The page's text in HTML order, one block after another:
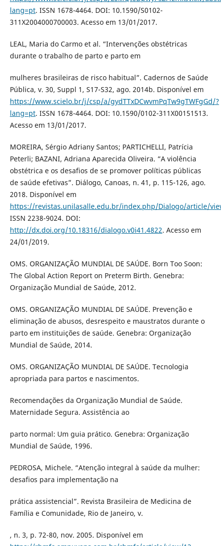
lang=pt. ISSN 1678-4464. DOI: 10.1590/S0102-
311X2004000700003. Acesso em 13/01/2017.
LEAL, Maria do Carmo et al. “Intervenções obstétricas
durante o trabalho de parto e parto em
mulheres brasileiras de risco habitual”. Cadernos de Saúde
Pública, v. 30, Suppl 1, S17-S32, ago. 2014b. Disponível em
https://www.scielo.br/j/csp/a/gydTTxDCwvmPqTw9gTWFgGd/?
lang=pt. ISSN 1678-4464. DOI: 10.1590/0102-311X00151513.
Acesso em 13/01/2017.
MOREIRA, Sérgio Adriany Santos; PARTICHELLI, Patrícia
Peterli; BAZANI, Adriana Aparecida Oliveira. “A violência
obstétrica e os desafios de se promover políticas públicas
de saúde efetivas”. Diálogo, Canoas, n. 41, p. 115-126, ago.
2018. Disponível em
https://revistas.unilasalle.edu.br/index.php/Dialogo/article/
ISSN 2238-9024. DOI:
http://dx.doi.org/10.18316/dialogo.v0i41.4822. Acesso em
24/01/2019.
OMS. ORGANIZAÇÃO MUNDIAL DE SAÚDE. Born Too Soon:
The Global Action Report on Preterm Birth. Genebra:
Organização Mundial de Saúde, 2012.
OMS. ORGANIZAÇÃO MUNDIAL DE SAÚDE. Prevenção e
eliminação de abusos, desrespeito e maustratos durante o
parto em instituições de saúde. Genebra: Organização
Mundial de Saúde, 2014.
OMS. ORGANIZAÇÃO MUNDIAL DE SAÚDE. Tecnologia
apropriada para partos e nascimentos.
Recomendações da Organização Mundial de Saúde.
Maternidade Segura. Assistência ao
parto normal: Um guia prático. Genebra: Organização
Mundial de Saúde, 1996.
PEDROSA, Michele. “Atenção integral à saúde da mulher:
desafios para implementação na
prática assistencial”. Revista Brasileira de Medicina de
Família e Comunidade, Rio de Janeiro, v.
, n. 3, p. 72-80, nov. 2005. Disponível em